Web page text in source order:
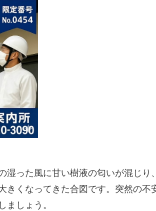
湿った風に甘い樹液の匂いが混じり
きくなってきた合図です。突然の不
ましょう。